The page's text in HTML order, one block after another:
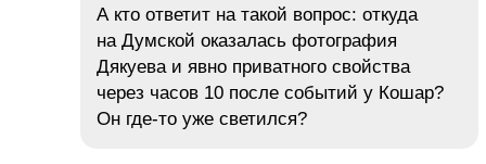
А кто ответит на такой вопрос: откуда
на Думской оказалась фотография
Дякуева и явно приватного свойства
через часов 10 после событий у Кошар?
Он где-то уже светился?